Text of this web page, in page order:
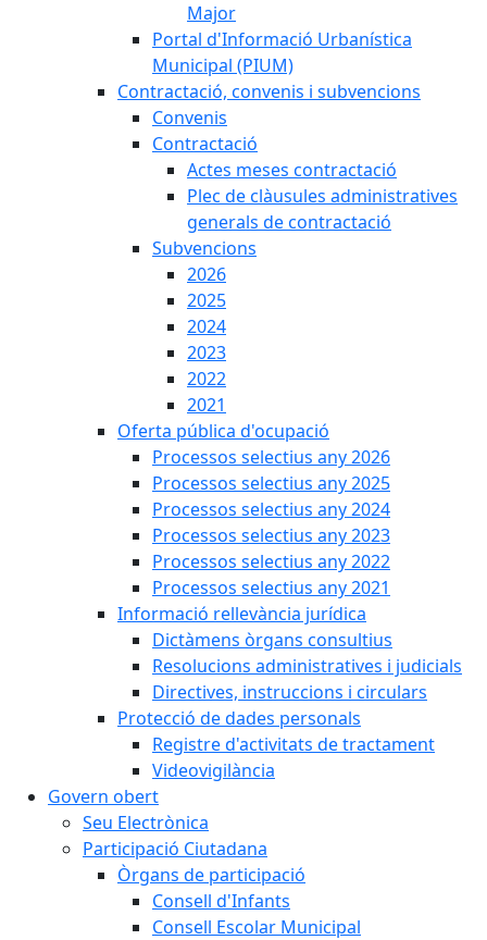
Major
Portal d'Informació Urbanística
Municipal (PIUM)
Contractació, convenis i subvencions
Convenis
Contractació
Actes meses contractació
Plec de clàusules administratives
generals de contractació
Subvencions
2026
2025
2024
2023
2022
2021
Oferta pública d'ocupació
Processos selectius any 2026
Processos selectius any 2025
Processos selectius any 2024
Processos selectius any 2023
Processos selectius any 2022
Processos selectius any 2021
Informació rellevància jurídica
Dictàmens òrgans consultius
Resolucions administratives i judicials
Directives, instruccions i circulars
Protecció de dades personals
Registre d'activitats de tractament
Videovigilància
Govern obert
Seu Electrònica
Participació Ciutadana
Òrgans de participació
Consell d'Infants
Consell Escolar Municipal